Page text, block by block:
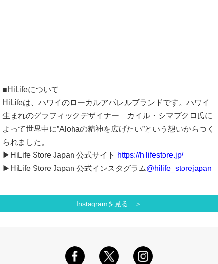
■HiLifeについて
HiLifeは、ハワイのローカルアパレルブランドです。ハワイ
生まれのグラフィックデザイナー カイル・シマブクロ氏に
よって世界中に”Alohaの精神を広げたい”という想いからつく
られました。
▶HiLife Store Japan 公式サイト https://hilifestore.jp/
▶HiLife Store Japan 公式インスタグラム@hilife_storejapan
Instagramを見る ＞